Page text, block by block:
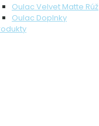
Oulac Velvet Matte Rúž
Oulac Doplnky